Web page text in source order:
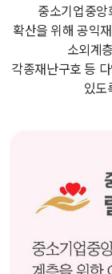
중소기업중
확산을 위해 공익
소외계
각종재난구호 등
있도